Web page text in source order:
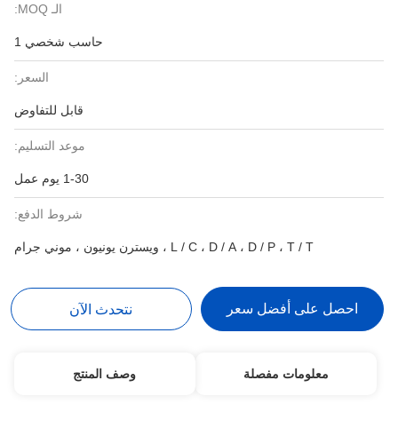
الـ MOQ:
حاسب شخصي 1
السعر:
قابل للتفاوض
موعد التسليم:
1-30 يوم عمل
شروط الدفع:
L / C ، D / A ، D / P ، T / T ، ويسترن يونيون ، موني جرام
احصل على أفضل سعر نتحدث الآن
معلومات مفصلة وصف المنتج